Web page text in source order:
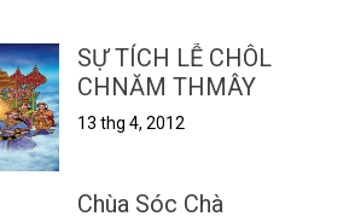
SỰ TÍCH LỄ CHÔL
CHNĂM THMÂY
13 thg 4, 2012
Chùa Sóc Chà